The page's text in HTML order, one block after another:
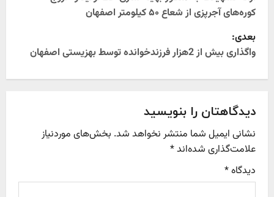
s
t
n
a
v
i
g
کوره‌های آجرپزی از شعاع ۵۰ کیلومتر اصفهان
بعدی:
واگذاری بیش از 2هزار فرزندخوانده توسط بهزیستی اصفهان
دیدگاهتان را بنویسید
نشانی ایمیل شما منتشر نخواهد شد. بخش‌های موردنیاز
علامت‌گذاری شده‌اند*
دیدگاه*